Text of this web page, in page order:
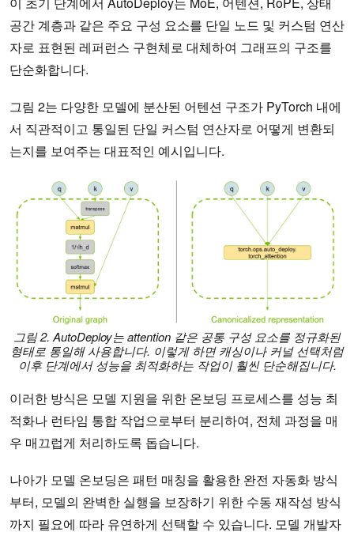
공간 계층과 같은 주요 구성 요소를 단일 노드 및 커스텀 연산
자로 표현된 레퍼런스 구현체로 대체하여 그래프의 구조를
단순화합니다.
그림 2는 다양한 모델에 분산된 어텐션 구조가 PyTorch 내에
서 직관적이고 통일된 단일 커스텀 연산자로 어떻게 변환되
는지를 보여주는 대표적인 예시입니다.
그림 2. AutoDeploy는 attention 같은 공통 구성 요소를 정규화된
형태로 통일해 사용합니다. 이렇게 하면 캐싱이나 커널 선택처럼
이후 단계에서 성능을 최적화하는 작업이 훨씬 단순해집니다.
이러한 방식은 모델 지원을 위한 온보딩 프로세스를 성능 최
적화나 런타임 통합 작업으로부터 분리하여, 전체 과정을 매
우 매끄럽게 처리하도록 돕습니다.
나아가 모델 온보딩은 패턴 매칭을 활용한 완전 자동화 방식
부터, 모델의 완벽한 실행을 보장하기 위한 수동 재작성 방식
까지 필요에 따라 유연하게 선택할 수 있습니다. 모델 개발자